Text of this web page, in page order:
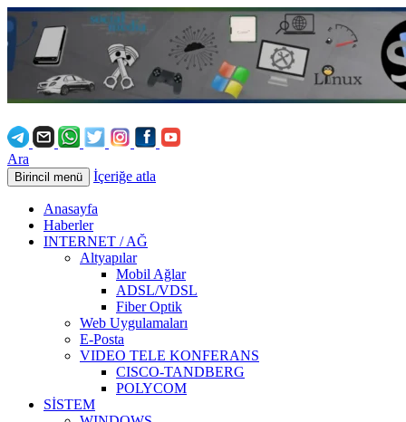
Ara
Birincil menü İçeriğe atla
Anasayfa
Haberler
INTERNET / AĞ
Altyapılar
Mobil Ağlar
ADSL/VDSL
Fiber Optik
Web Uygulamaları
E-Posta
VIDEO TELE KONFERANS
CISCO-TANDBERG
POLYCOM
SİSTEM